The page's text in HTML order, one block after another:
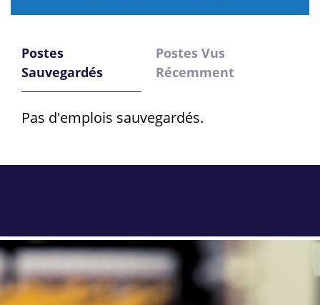
Postes
Sauvegardés
Postes Vus
Récemment
Pas d'emplois sauvegardés.